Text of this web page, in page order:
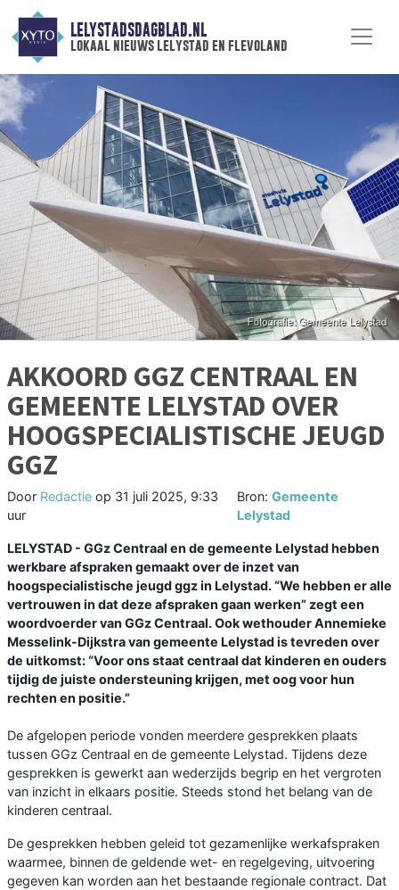
LELYSTADSDAGBLAD.NL
lokaal nieuws lelystad en flevoland
AKKOORD GGZ CENTRAAL EN
GEMEENTE LELYSTAD OVER
HOOGSPECIALISTISCHE JEUGD
GGZ
Door Redactie op 31 juli 2025, 9:33
uur
Bron: Gemeente
Lelystad
LELYSTAD - GGz Centraal en de gemeente Lelystad hebben
werkbare afspraken gemaakt over de inzet van
hoogspecialistische jeugd ggz in Lelystad. “We hebben er alle
vertrouwen in dat deze afspraken gaan werken” zegt een
woordvoerder van GGz Centraal. Ook wethouder Annemieke
Messelink-Dijkstra van gemeente Lelystad is tevreden over
de uitkomst: “Voor ons staat centraal dat kinderen en ouders
tijdig de juiste ondersteuning krijgen, met oog voor hun
rechten en positie.”
De afgelopen periode vonden meerdere gesprekken plaats
tussen GGz Centraal en de gemeente Lelystad. Tijdens deze
gesprekken is gewerkt aan wederzijds begrip en het vergroten
van inzicht in elkaars positie. Steeds stond het belang van de
kinderen centraal.
De gesprekken hebben geleid tot gezamenlijke werkafspraken
waarmee, binnen de geldende wet- en regelgeving, uitvoering
gegeven kan worden aan het bestaande regionale contract. Dat